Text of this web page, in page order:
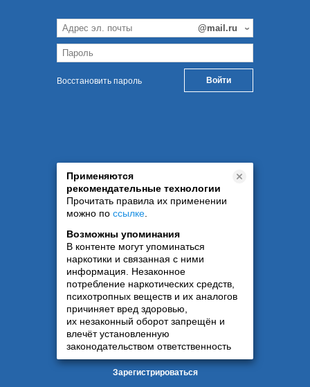
Восстановить пароль
Применяются
рекомендательные технологии
Прочитать правила их применении
можно по ссылке
Возможны упоминания
В контенте могут упоминаться
наркотики и связанная с ними
информация. Незаконное
потребление наркотических средств,
психотропных веществ и их аналогов
причиняет вред здоровью,
их незаконный оборот запрещён и
влечёт установленную
законодательством ответственность
Зарегистрироваться